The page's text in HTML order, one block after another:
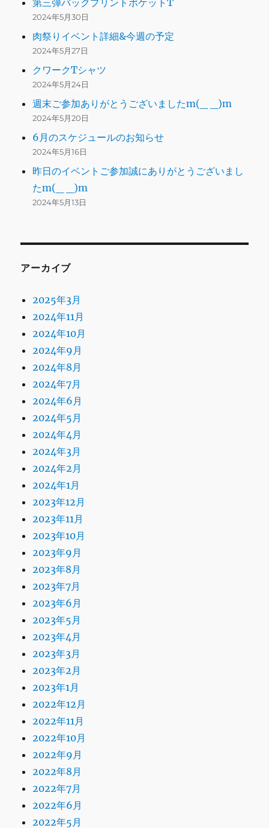
第三弾バックプリントポケットT
2024年5月30日
肉祭りイベント詳細&今週の予定
2024年5月27日
クワークTシャツ
2024年5月24日
週末ご参加ありがとうございましたm(_ _)m
2024年5月20日
6月のスケジュールのお知らせ
2024年5月16日
昨日のイベントご参加誠にありがとうございまし
たm(_ _)m
2024年5月13日
アーカイブ
2025年3月
2024年11月
2024年10月
2024年9月
2024年8月
2024年7月
2024年6月
2024年5月
2024年4月
2024年3月
2024年2月
2024年1月
2023年12月
2023年11月
2023年10月
2023年9月
2023年8月
2023年7月
2023年6月
2023年5月
2023年4月
2023年3月
2023年2月
2023年1月
2022年12月
2022年11月
2022年10月
2022年9月
2022年8月
2022年7月
2022年6月
2022年5月